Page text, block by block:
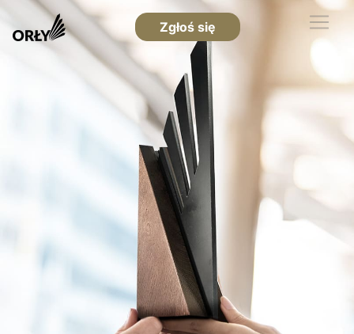
Zgłoś się